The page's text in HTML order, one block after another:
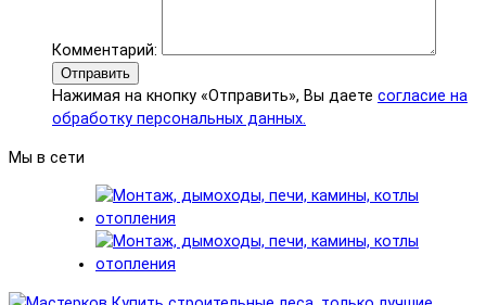
Комментарий:
Отправить
Нажимая на кнопку «Отправить», Вы даете согласие на
обработку персональных данных.
Мы в сети